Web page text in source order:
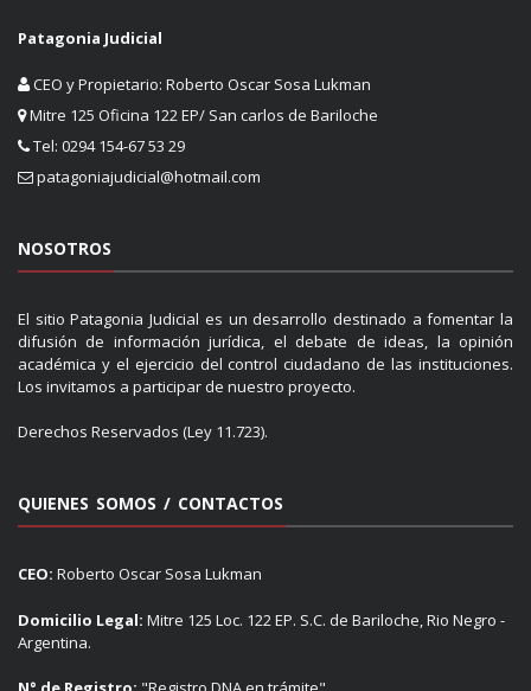
Patagonia Judicial
CEO y Propietario: Roberto Oscar Sosa Lukman
Mitre 125 Oficina 122 EP/ San carlos de Bariloche
Tel: 0294 154-67 53 29
patagoniajudicial@hotmail.com
NOSOTROS
El sitio Patagonia Judicial es un desarrollo destinado a fomentar la
difusión de información jurídica, el debate de ideas, la opinión
académica y el ejercicio del control ciudadano de las instituciones.
Los invitamos a participar de nuestro proyecto.
Derechos Reservados (Ley 11.723).
QUIENES SOMOS / CONTACTOS
CEO: Roberto Oscar Sosa Lukman
Domicilio Legal: Mitre 125 Loc. 122 EP. S.C. de Bariloche, Rio Negro -
Argentina.